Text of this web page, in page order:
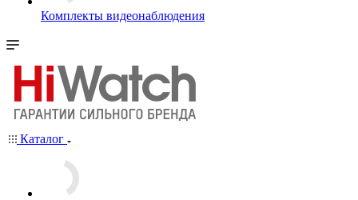
Комплекты видеонаблюдения
Каталог